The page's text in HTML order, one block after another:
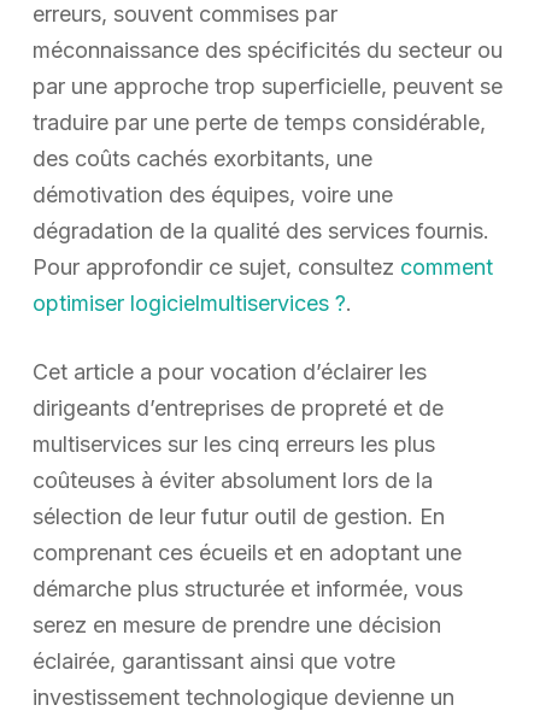
erreurs, souvent commises par
méconnaissance des spécificités du secteur ou
par une approche trop superficielle, peuvent se
traduire par une perte de temps considérable,
des coûts cachés exorbitants, une
démotivation des équipes, voire une
dégradation de la qualité des services fournis.
Pour approfondir ce sujet, consultez comment
optimiser logicielmultiservices ?.
Cet article a pour vocation d’éclairer les
dirigeants d’entreprises de propreté et de
multiservices sur les cinq erreurs les plus
coûteuses à éviter absolument lors de la
sélection de leur futur outil de gestion. En
comprenant ces écueils et en adoptant une
démarche plus structurée et informée, vous
serez en mesure de prendre une décision
éclairée, garantissant ainsi que votre
investissement technologique devienne un